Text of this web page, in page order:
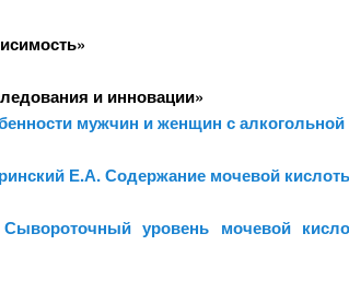
и инновации»
мужчин и женщин с алкогольной
Е.А. Содержание мочевой
уровень мочевой